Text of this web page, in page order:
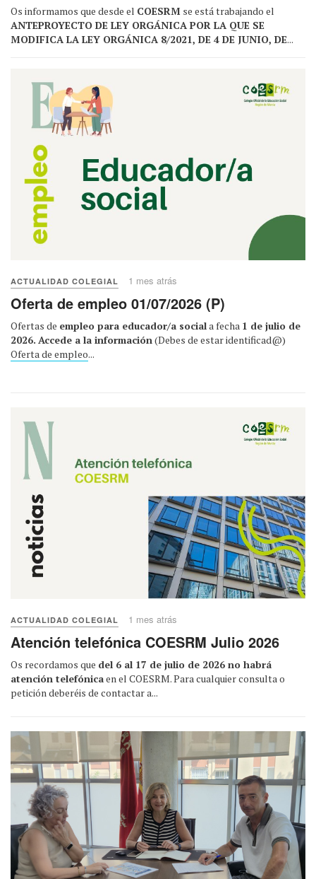
Os informamos que desde el COESRM se está trabajando el
ANTEPROYECTO DE LEY ORGÁNICA POR LA QUE SE
MODIFICA LA LEY ORGÁNICA 8/2021, DE 4 DE JUNIO, DE...
ACTUALIDAD COLEGIAL 1 mes atrás
Oferta de empleo 01/07/2026 (P)
Ofertas de empleo para educador/a sociala fecha 1 de julio de
2026. Accede a la información (Debes de estar identificad@)
Oferta de empleo...
ACTUALIDAD COLEGIAL 1 mes atrás
Atención telefónica COESRM Julio 2026
Os recordamos que del 6 al 17 de julio de 2026 no habrá
atención telefónicaen el COESRM. Para cualquier consulta o
petición deberéis de contactar a...